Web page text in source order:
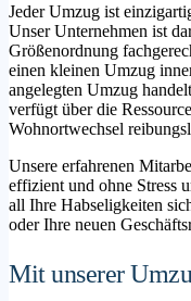
Jeder Umzug ist
Unser Unternehmen ist
Größenordnung
einen kleinen Umzug
angelegten Umzug
verfügt über die
Wohnortwechsel
Unsere erfahrenen
effizient und ohne Stress
all Ihre Habseligkeiten
oder Ihre neuen
Mit unserer